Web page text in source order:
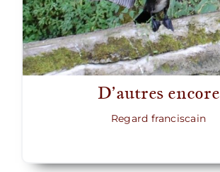
D’autres encore
Regard franciscain